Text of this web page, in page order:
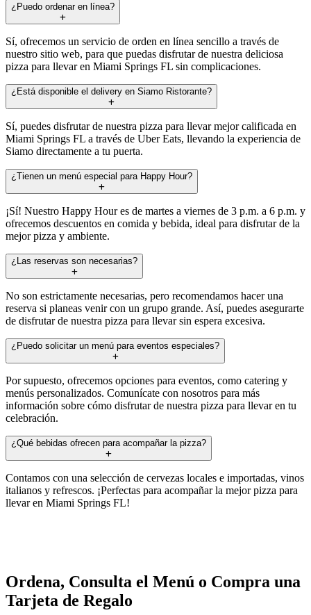
¿Puedo ordenar en línea?
Sí, ofrecemos un servicio de orden en línea sencillo a través de
nuestro sitio web, para que puedas disfrutar de nuestra deliciosa
pizza para llevar en Miami Springs FL sin complicaciones.
¿Está disponible el delivery en Siamo Ristorante?
Sí, puedes disfrutar de nuestra pizza para llevar mejor calificada en
Miami Springs FL a través de Uber Eats, llevando la experiencia de
Siamo directamente a tu puerta.
¿Tienen un menú especial para Happy Hour?
¡Sí! Nuestro Happy Hour es de martes a viernes de 3 p.m. a 6 p.m. y
ofrecemos descuentos en comida y bebida, ideal para disfrutar de la
mejor pizza y ambiente.
¿Las reservas son necesarias?
No son estrictamente necesarias, pero recomendamos hacer una
reserva si planeas venir con un grupo grande. Así, puedes asegurarte
de disfrutar de nuestra pizza para llevar sin espera excesiva.
¿Puedo solicitar un menú para eventos especiales?
Por supuesto, ofrecemos opciones para eventos, como catering y
menús personalizados. Comunícate con nosotros para más
información sobre cómo disfrutar de nuestra pizza para llevar en tu
celebración.
¿Qué bebidas ofrecen para acompañar la pizza?
Contamos con una selección de cervezas locales e importadas, vinos
italianos y refrescos. ¡Perfectas para acompañar la mejor pizza para
llevar en Miami Springs FL!
Ordena, Consulta el Menú o Compra una
Tarjeta de Regalo